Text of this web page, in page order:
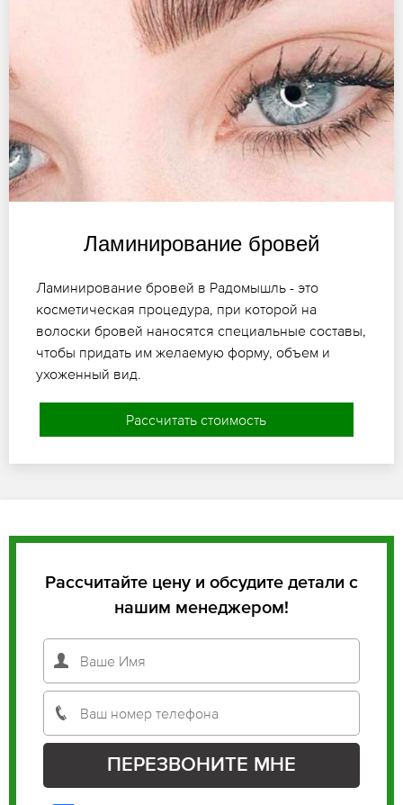
Ламинирование бровей
Ламинирование бровей в Радомышль - это
косметическая процедура, при которой на
волоски бровей наносятся специальные составы,
чтобы придать им желаемую форму, объем и
ухоженный вид.
Рассчитать стоимость
Рассчитайте цену и обсудите детали с
нашим менеджером!